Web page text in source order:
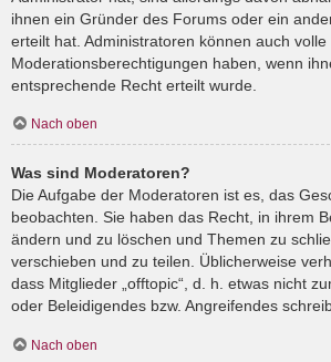
ihnen ein Gründer des Forums oder ein
erteilt hat. Administratoren können auch volle
Moderationsberechtigungen haben, wenn
entsprechende Recht erteilt wurde.
Nach oben
Was sind Moderatoren?
Die Aufgabe der Moderatoren ist es, das
beobachten. Sie haben das Recht, in ihrem
ändern und zu löschen und Themen zu
verschieben und zu teilen. Üblicherweise
dass Mitglieder „offtopic“, d. h. etwas nicht
oder Beleidigendes bzw. Angreifendes
Nach oben